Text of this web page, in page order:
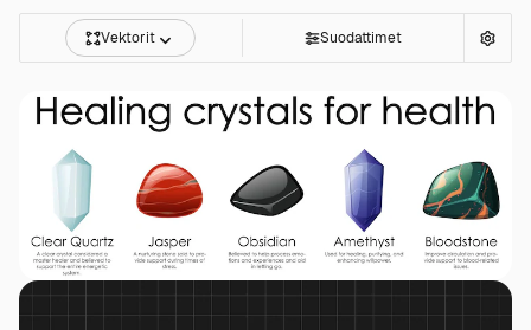
Vektorit Suodattimet